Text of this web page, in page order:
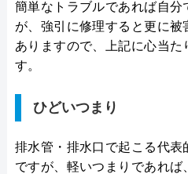
簡単なトラブルであれば自分
が、強引に修理すると更に被
ありますので、上記に心当
す。
ひどいつまり
排水管・排水口で起こる代表
ですが、軽いつまりであれ